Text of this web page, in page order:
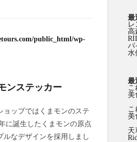
public_html/wp-
ンステッカー
ョップではくまモンのステ
に誕生したくまモンの原点
ルなデザインを採用しまし
最
レ
高
バ
水
最
こ
美
こ
美
天